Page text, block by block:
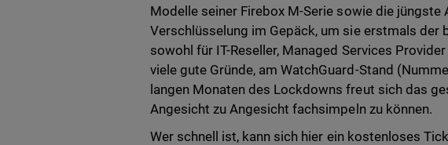
Modelle seiner Firebox M-Serie sowie die jüngste
Verschlüsselung im Gepäck, um sie erstmals
sowohl für IT-Reseller, Managed Services
viele gute Gründe, am WatchGuard-Stand
langen Monaten des Lockdowns freut sich das
Angesicht zu Angesicht fachsimpeln zu können.
Wer schnell ist, kann sich hier ein kostenloses